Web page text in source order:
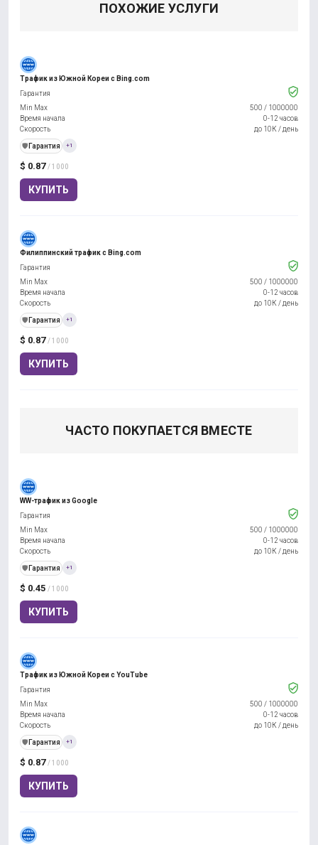
ПОХОЖИЕ УСЛУГИ
Трафик из Южной Кореи с Bing.com
$ 0.87 / 1000
КУПИТЬ
Гарантия
Min Max
500 / 1000000
Время начала
0-12 часов
Скорость
до 10К / день
️🛡️ Гарантия +1
Филиппинский трафик с Bing.com
$ 0.87 / 1000
КУПИТЬ
Гарантия
Min Max
500 / 1000000
Время начала
0-12 часов
Скорость
до 10К / день
️🛡️ Гарантия +1
ЧАСТО ПОКУПАЕТСЯ ВМЕСТЕ
WW-трафик из Google
$ 0.45 / 1000
КУПИТЬ
Гарантия
Min Max
500 / 1000000
Время начала
0-12 часов
Скорость
до 10К / день
️🛡️ Гарантия +1
Трафик из Южной Кореи с YouTube
$ 0.87 / 1000
КУПИТЬ
Гарантия
Min Max
500 / 1000000
Время начала
0-12 часов
Скорость
до 10К / день
️🛡️ Гарантия +1